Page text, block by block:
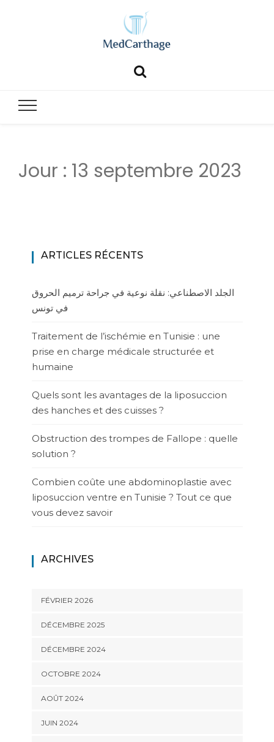
MedCarthage pour chirurgie générale et esthétique
Jour : 13 septembre 2023
ARTICLES RÉCENTS
الجلد الاصطناعي: نقلة نوعية في جراحة ترميم الحروق
في تونس
Traitement de l’ischémie en Tunisie : une
prise en charge médicale structurée et
humaine
Quels sont les avantages de la liposuccion
des hanches et des cuisses ?
Obstruction des trompes de Fallope : quelle
solution ?
Combien coûte une abdominoplastie avec
liposuccion ventre en Tunisie ? Tout ce que
vous devez savoir
ARCHIVES
FÉVRIER 2026
DÉCEMBRE 2025
DÉCEMBRE 2024
OCTOBRE 2024
AOÛT 2024
JUIN 2024